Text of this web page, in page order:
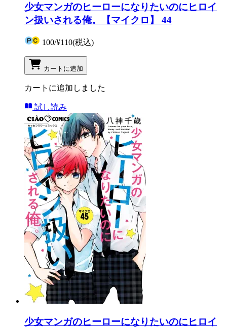
少女マンガのヒーローになりたいのにヒロイ
ン扱いされる俺。【マイクロ】 44
100/¥110(税込)
カートに追加
カートに追加しました
試し読み
少女マンガのヒーローになりたいのにヒロイ